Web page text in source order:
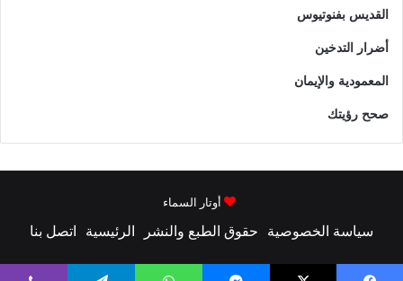
القديس بفنوتيوس
أضرار التدخين
المعمودية والإيمان
صحح رؤيتك
أوتار السماء
سياسة الخصوصية حقوق الطبع والنشر الرئيسية اتصل بنا